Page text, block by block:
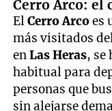
Cerro Arco: el
ElCerro Arcoes
más visitados
enLas Heras, se
habitual para
personas que
sin alejarse